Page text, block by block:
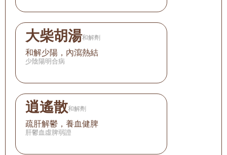
大柴胡湯和解劑
和解少陽，內瀉熱結
少陰陽明合病
逍遙散和解劑
疏肝解鬱，養血健脾
肝鬱血虛脾弱證